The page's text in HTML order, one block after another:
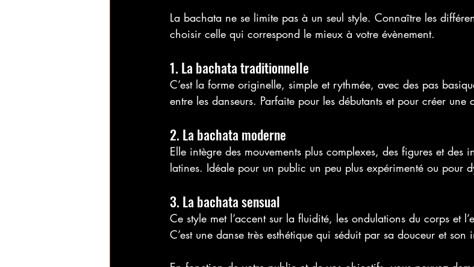
La bachata ne se limite pas à un seul style. Connaître les
choisir celle qui correspond le mieux à votre évènement.
1. La bachata traditionnelle
C’est la forme originelle, simple et rythmée, avec des pas
entre les danseurs. Parfaite pour les débutants et pour créer une
2. La bachata moderne
Elle intègre des mouvements plus complexes, des figures et des
latines. Idéale pour un public un peu plus expérimenté ou pour
3. La bachata sensual
Ce style met l’accent sur la fluidité, les ondulations du corps et
C’est une danse très esthétique qui séduit par sa douceur et son